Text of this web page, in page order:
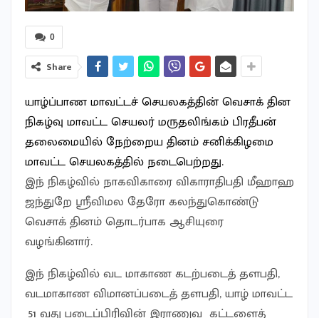
0
Share
யாழ்ப்பாண மாவட்டச் செயலகத்தின் வெசாக் தின
நிகழ்வு மாவட்ட செயலர் மருதலிங்கம் பிரதீபன்
தலைமையில் நேற்றைய தினம் சனிக்கிழமை
மாவட்ட செயலகத்தில் நடைபெற்றது.
இந் நிகழ்வில் நாகவிகாரை விகாராதிபதி மீஹாஹ
ஜந்துறே ஸ்ரீவிமல தேரோ கலந்துகொண்டு
வெசாக் தினம் தொடர்பாக ஆசியுரை
வழங்கினார்.
இந் நிகழ்வில் வட மாகாண கடற்படைத் தளபதி,
வடமாகாண விமானப்படைத் தளபதி, யாழ் மாவட்ட
51 வது படைப்பிரிவின் இராணுவ கட்டளைத்